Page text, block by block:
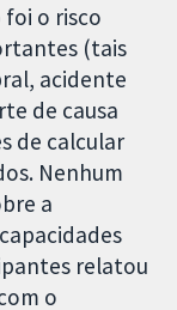
o risco
(tais
acidente
de causa
de calcular
Nenhum
a
relatou
o